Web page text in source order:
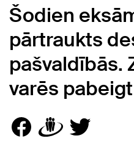
Šodien
pārtraukts
pašvaldībās.
varēs pabeigt